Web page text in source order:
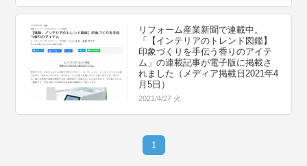
リフォーム産業新聞で連載中。
「【インテリアのトレンド図鑑】
印象づくりを手伝う香りのアイテ
ム」の連載記事が電子版に掲載さ
れました（メディア掲載日2021年4
月5日）
2021/4/27 火
1